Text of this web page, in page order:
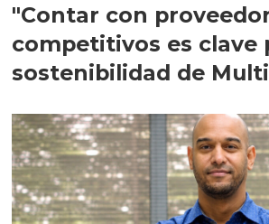
"Contar con
competitivos es clave
sostenibilidad de